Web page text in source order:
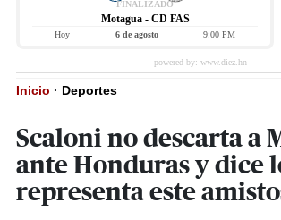
FINALIZADO
Motagua - CD FAS
Hoy 6 de agosto 9:00 PM
Inicio · Deportes
Scaloni no descarta a
ante Honduras y dice
representa este